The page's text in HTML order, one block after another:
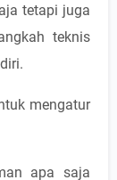
tetapi juga
teknis
mengatur
apa saja